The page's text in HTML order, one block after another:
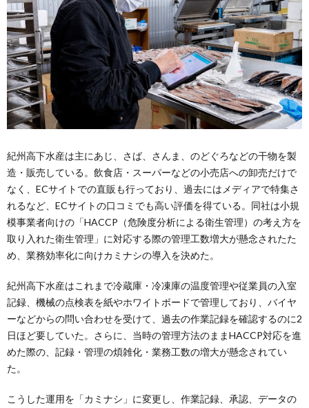
紀州高下水産は主にあじ、さば、さんま、のどぐろなどの干物を製
造・販売している。飲食店・スーパーなどの小売店への卸売だけで
なく、ECサイトでの直販も行っており、過去にはメディアで特集さ
れるなど、ECサイトの口コミでも高い評価を得ている。同社は小規
模事業者向けの「HACCP（危険度分析による衛生管理）の考え方を
取り入れた衛生管理」に対応する際の管理工数増大が懸念されたた
め、業務効率化に向けカミナシの導入を決めた。
紀州高下水産はこれまで冷蔵庫・冷凍庫の温度管理や従業員の入室
記録、機械の点検表を紙やホワイトボードで管理しており、バイヤ
ーなどからの問い合わせを受けて、過去の作業記録を確認するのに2
日ほど要していた。さらに、当時の管理方法のままHACCP対応を進
めた際の、記録・管理の煩雑化・業務工数の増大が懸念されてい
た。
こうした運用を「カミナシ」に変更し、作業記録、承認、データの